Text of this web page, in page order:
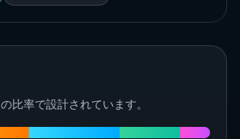
比率で設計されています。